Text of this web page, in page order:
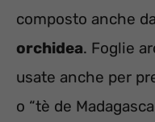
composto anche da
orchidea. Foglie
usate anche per
o “tè de